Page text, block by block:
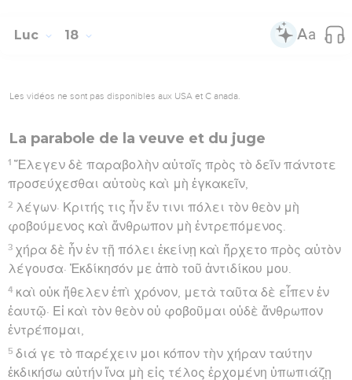
Luc 18
Les vidéos ne sont pas disponibles aux USA et C anada.
La parabole de la veuve et du juge
1 Ἔλεγεν δὲ παραβολὴν αὐτοῖς πρὸς τὸ δεῖν πάντοτε
προσεύχεσθαι αὐτοὺς καὶ μὴ ἐγκακεῖν,
2 λέγων· Κριτής τις ἦν ἔν τινι πόλει τὸν θεὸν μὴ
φοβούμενος καὶ ἄνθρωπον μὴ ἐντρεπόμενος.
3 χήρα δὲ ἦν ἐν τῇ πόλει ἐκείνῃ καὶ ἤρχετο πρὸς αὐτὸν
λέγουσα· Ἐκδίκησόν με ἀπὸ τοῦ ἀντιδίκου μου.
4 καὶ οὐκ ἤθελεν ἐπὶ χρόνον, μετὰ ταῦτα δὲ εἶπεν ἐν
ἑαυτῷ· Εἰ καὶ τὸν θεὸν οὐ φοβοῦμαι οὐδὲ ἄνθρωπον
ἐντρέπομαι,
5 διά γε τὸ παρέχειν μοι κόπον τὴν χήραν ταύτην
ἐκδικήσω αὐτήν ἵνα μὴ εἰς τέλος ἐρχομένη ὑπωπιάζῃ